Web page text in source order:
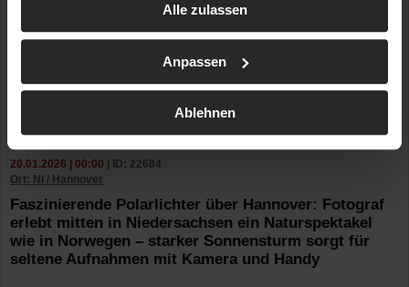
Alle zulassen
Anpassen
Ablehnen
20.01.2026 | 00:00 | ID: 22684
Ort: NI / Hannover
Faszinierende Polarlichter über Hannover: Fotograf
erlebt mitten in Niedersachsen ein Naturspektakel
wie in Norwegen – starker Sonnensturm sorgt für
seltene Aufnahmen mit Kamera und Handy